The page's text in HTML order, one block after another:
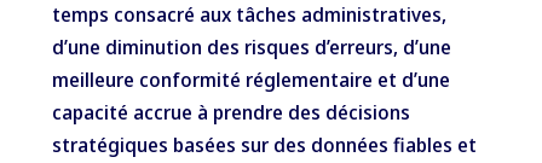
temps consacré aux tâches administratives,
d’une diminution des risques d’erreurs, d’une
meilleure conformité réglementaire et d’une
capacité accrue à prendre des décisions
stratégiques basées sur des données fiables et